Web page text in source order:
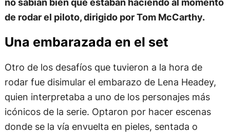
de rodar el piloto, dirigido por Tom McCarthy.
Una embarazada en el set
Otro de los desafíos que tuvieron a la hora de
rodar fue disimular el embarazo de Lena Headey,
quien interpretaba a uno de los personajes más
icónicos de la serie. Optaron por hacer escenas
donde se la vía envuelta en pieles, sentada o